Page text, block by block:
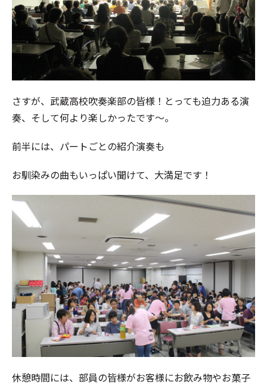
さすが、武蔵高校吹奏楽部の皆様！とっても迫力ある演
奏、そして何より楽しかったです～。
前半には、パートごとの紹介演奏も
お馴染みの曲もいっぱい聞けて、大満足です！
休憩時間には、部員の皆様がお客様にお飲み物やお菓子